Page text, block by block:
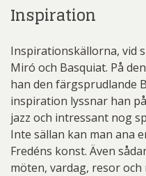
Inspiration
Inspirationskällorna, vid
Miró och Basquiat. På
han den färgsprudlande
inspiration lyssnar han
jazz och intressant nog
Inte sällan kan man ana
Fredéns konst. Även
möten, vardag, resor